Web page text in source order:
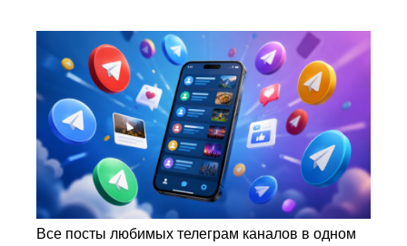
Все посты любимых телеграм каналов в одном